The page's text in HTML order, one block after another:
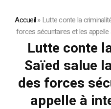
Accueil»Lutte conte la
forces sécuritaires et les
Lutte conte
Saïed salue
des forces
appelle à